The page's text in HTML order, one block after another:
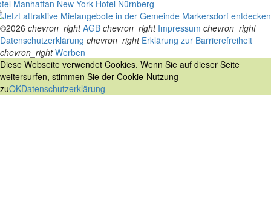
Manhattan New York Hotel Nürnberg
©2026 chevron_right AGB chevron_right Impressum chevron_right
Datenschutzerklärung chevron_right Erklärung zur Barrierefreiheit
chevron_right Werben
Diese Webseite verwendet Cookies. Wenn Sie auf dieser Seite
weitersurfen, stimmen Sie der Cookie-Nutzung
zuOKDatenschutzerklärung